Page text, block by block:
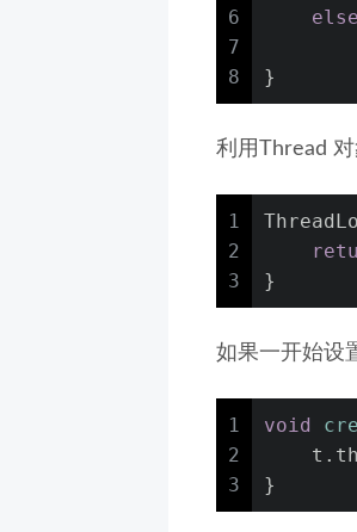
6
7
8
else
}
利用Thread
1
2
3
}
如果一开始设
1
2
3
void
}